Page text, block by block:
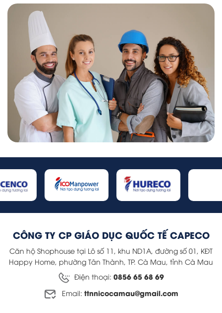
CÔNG TY CP GIÁO DỤC QUỐC TẾ CAPECO
Căn hộ Shophouse tại Lô số 11, khu ND1A, đường số 01, KĐT
Happy Home, phường Tân Thành, TP. Cà Mau, tỉnh Cà Mau
Điện thoại: 0856 65 68 69
Email: ttnnicocamau@gmail.com